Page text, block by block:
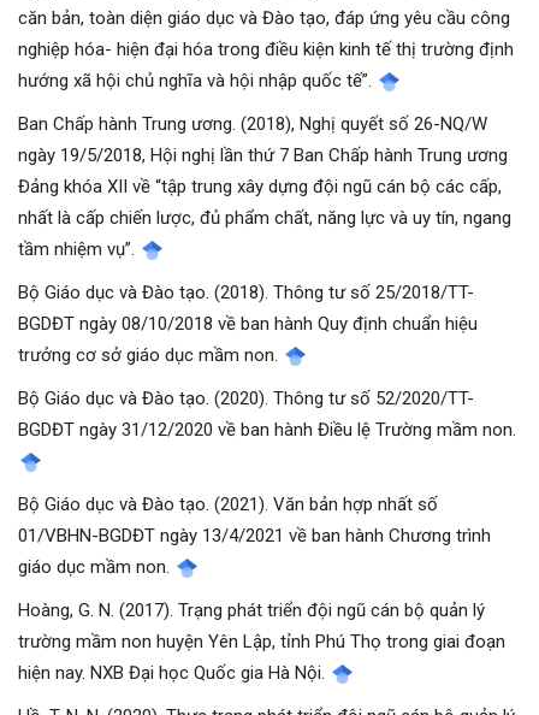
căn bản, toàn diện giáo dục và Đào tạo, đáp ứng yêu cầu công
nghiệp hóa- hiện đại hóa trong điều kiện kinh tế thị trường định
hướng xã hội chủ nghĩa và hội nhập quốc tế”.
Ban Chấp hành Trung ương. (2018), Nghị quyết số 26-NQ/W
ngày 19/5/2018, Hội nghị lần thứ 7 Ban Chấp hành Trung ương
Đảng khóa XII về “tập trung xây dựng đội ngũ cán bộ các cấp,
nhất là cấp chiến lược, đủ phẩm chất, năng lực và uy tín, ngang
tầm nhiệm vụ”.
Bộ Giáo dục và Đào tạo. (2018). Thông tư số 25/2018/TT-
BGDĐT ngày 08/10/2018 về ban hành Quy định chuẩn hiệu
trưởng cơ sở giáo dục mầm non.
Bộ Giáo dục và Đào tạo. (2020). Thông tư số 52/2020/TT-
BGDĐT ngày 31/12/2020 về ban hành Điều lệ Trường mầm non.
Bộ Giáo dục và Đào tạo. (2021). Văn bản hợp nhất số
01/VBHN-BGDĐT ngày 13/4/2021 về ban hành Chương trình
giáo dục mầm non.
Hoàng, G. N. (2017). Trạng phát triển đội ngũ cán bộ quản lý
trường mầm non huyện Yên Lập, tỉnh Phú Thọ trong giai đoạn
hiện nay. NXB Đại học Quốc gia Hà Nội.